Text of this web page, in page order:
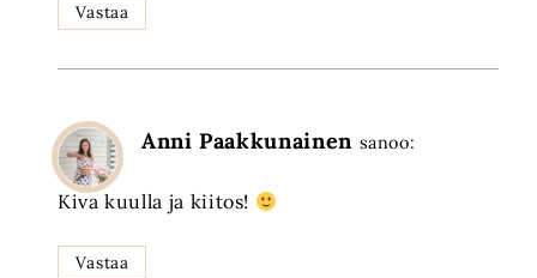
Vastaa
Anni Paakkunainen sanoo:
Kiva kuulla ja kiitos!
Vastaa